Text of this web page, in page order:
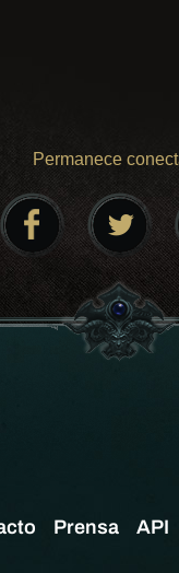
Permanece